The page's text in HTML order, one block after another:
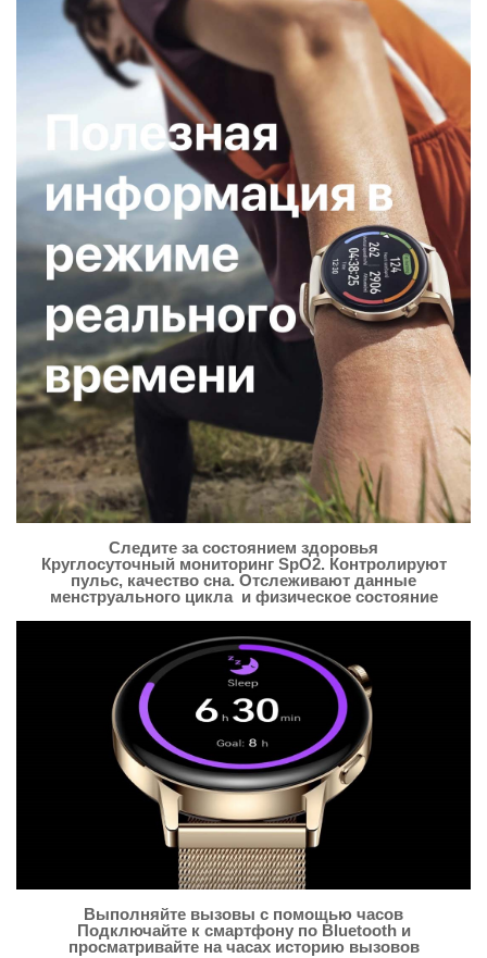
Следите за состоянием здоровья
Круглосуточный мониторинг SpO2. Контролируют
пульс, качество сна. Отслеживают данные
менструального цикла и физическое состояние
Выполняйте вызовы с помощью часов
Подключайте к смартфону по Bluetooth и
просматривайте на часах историю вызовов